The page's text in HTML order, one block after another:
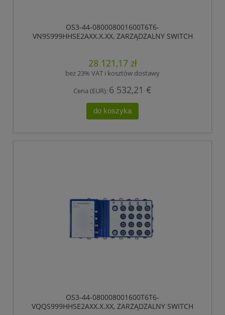
OS3-44-080008001600T6T6-
VN9S999HHSE2AXX.X.XX, ZARZĄDZALNY SWITCH
ZGODNY Z IEEE 802.3AT (ZASILANIE WBUDOWANE
POE +), ELEKTRYCZNE PORTY UPLINK GIGABIT
28 121,17 zł
bez 23% VAT i kosztów dostawy
Cena (EUR): 6 532,21 €
do koszyka
OS3-44-080008001600T6T6-
VQQS999HHSE2AXX.X.XX, ZARZĄDZALNY SWITCH